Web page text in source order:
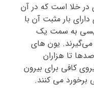
در خلا است که در آن
بار مثبت آن با
به سمت یک
می‌گیرند. یون های
تا هزاران
کافی برای بیرون
برخورد می کنند.